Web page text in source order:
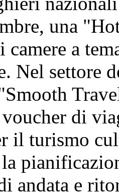
una
camere a
Nel settore
di
il turismo
andata e